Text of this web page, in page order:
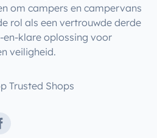
om campers en campervans
rol als een vertrouwde derde
klare oplossing voor
veiligheid.
Trusted Shops